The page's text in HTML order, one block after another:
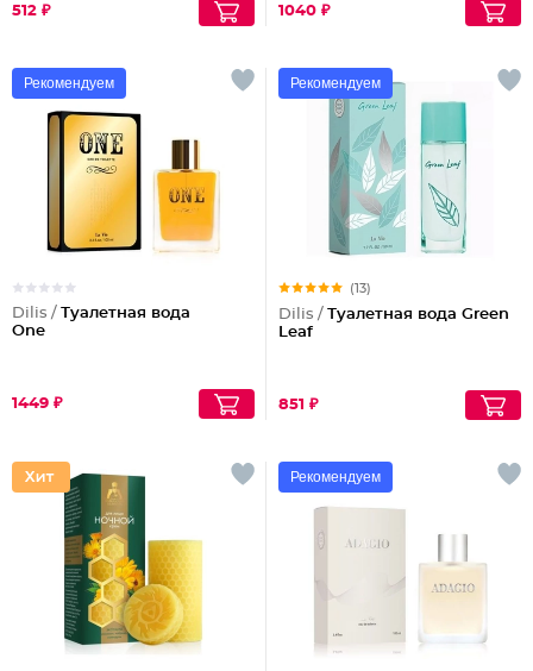
512 ₽ 1040 ₽
Рекомендуем
Dilis / Туалетная вода
One
1449 ₽
Рекомендуем
(13)
Dilis / Туалетная вода Green
Leaf
851 ₽
Рекомендуем